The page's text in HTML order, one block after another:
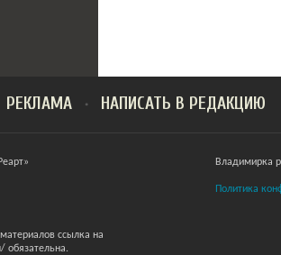
РЕКЛАМА НАПИСАТЬ В РЕДАКЦИЮ
ссылка на
обязательна.
Владимирка
Политика